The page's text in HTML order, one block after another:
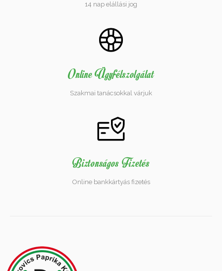
14 nap elállási jog
Online Ügyfélszolgálat
Szakmai tanácsokkal várjuk
Biztonságos Fizetés
Online bankkártyás fizetés